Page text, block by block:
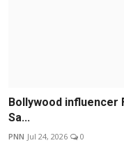
Bollywood influencer
Sa...
PNN Jul 24, 2026 0